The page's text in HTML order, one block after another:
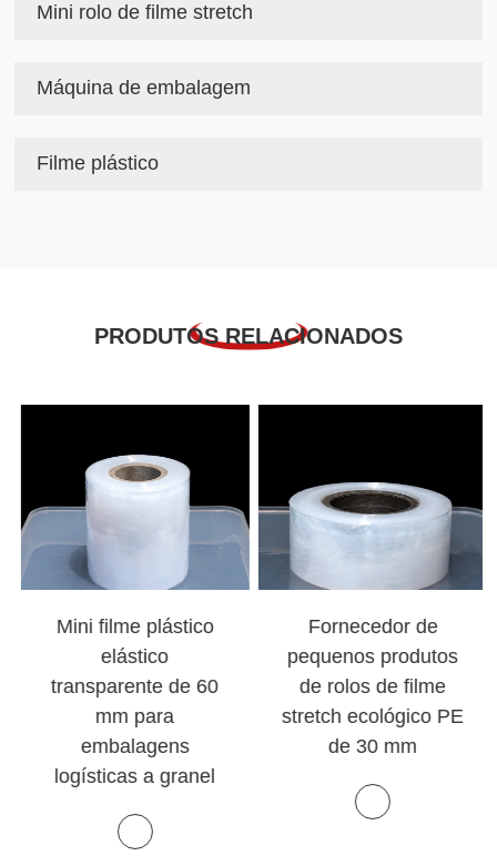
Mini rolo de filme stretch
Máquina de embalagem
Filme plástico
PRODUTOS RELACIONADOS
Fornecedor de
pequenos produtos
de rolos de filme
stretch ecológico PE
de 30 mm
Mini rolo de filme
stretch 300%-500%,
filme stretch manual
de LLDPE para
amarração e
industrial.